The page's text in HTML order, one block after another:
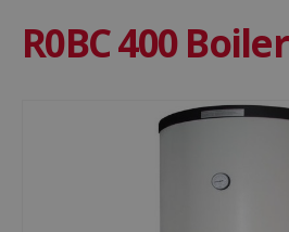
R0BC 400 Boiler